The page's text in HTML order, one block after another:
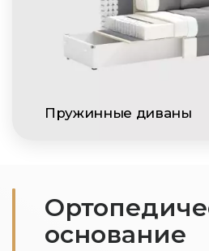
Пружинные диваны
основание